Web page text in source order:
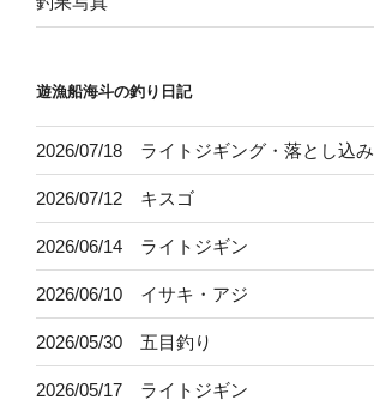
遊漁船海斗の釣り日記
2026/07/18 ライトジギング・落とし込み
2026/07/12 キスゴ
2026/06/14 ライトジギン
2026/06/10 イサキ・アジ
2026/05/30 五目釣り
2026/05/17 ライトジギン